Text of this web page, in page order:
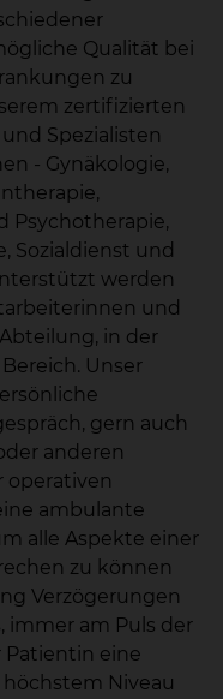
Qualität bei
zu
zertifizierten
Spezialisten
- Gynäkologie,
Psychotherapie,
Sozialdienst und
werden
und
in der
Unser
gern auch
anderen
operativen
ambulante
alle Aspekte einer
zu können
Verzögerungen
immer am Puls der
Patientin eine
Niveau